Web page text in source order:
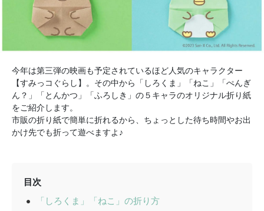
今年は第三弾の映画も予定されているほど人気のキャラクター
【すみっコぐらし】。その中から「しろくま」「ねこ」「ぺんぎ
ん？」「とんかつ」「ふろしき」の５キャラのオリジナル折り紙
をご紹介します。
市販の折り紙で簡単に折れるから、ちょっとした待ち時間やお出
かけ先でも折って遊べますよ♪
目次
「しろくま」「ねこ」の折り方